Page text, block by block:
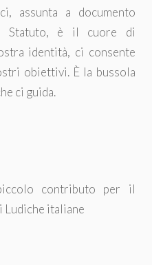
assunta a documento
Statuto, è il cuore di
identità, ci consente
obiettivi. È la bussola
ci guida.
contributo per il
Ludiche italiane